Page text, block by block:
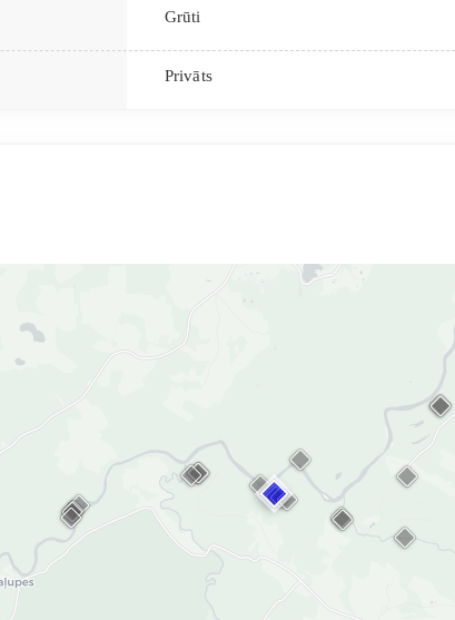
Grūti
Privāts